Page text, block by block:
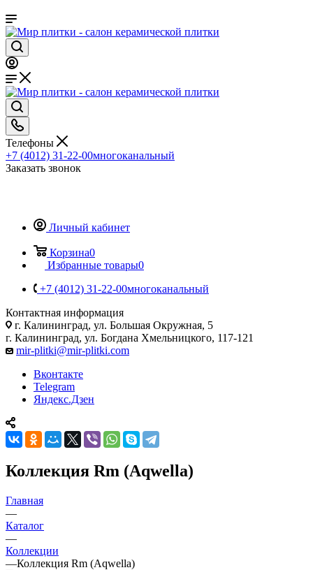
Телефоны
+7 (4012) 31-22-00многоканальный
Заказать звонок
Личный кабинет
Корзина0
Избранные товары0
+7 (4012) 31-22-00многоканальный
Контактная информация
г. Калининград, ул. Большая Окружная, 5
г. Калининград, ул. Богдана Хмельницкого, 117-121
mir-plitki@mir-plitki.com
Вконтакте
Telegram
Яндекс.Дзен
Коллекция Rm (Aqwella)
Главная
—
Каталог
—
Коллекции
—Коллекция Rm (Aqwella)